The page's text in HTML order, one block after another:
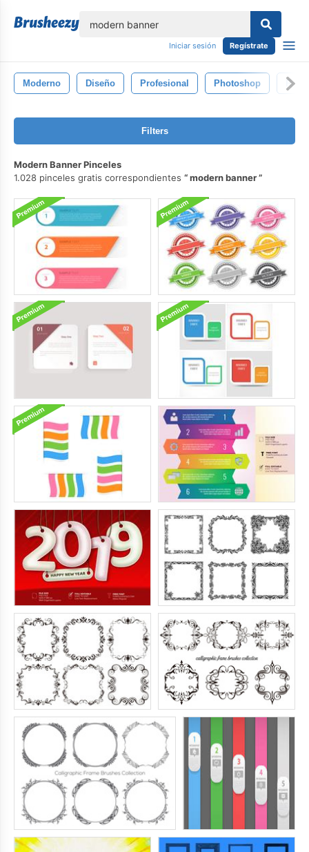
Iniciar sesión Regístrate
Moderno Diseño Profesional Photoshop
Filters
Modern Banner Pinceles
1.028 pinceles gratis correspondientes
modern banner